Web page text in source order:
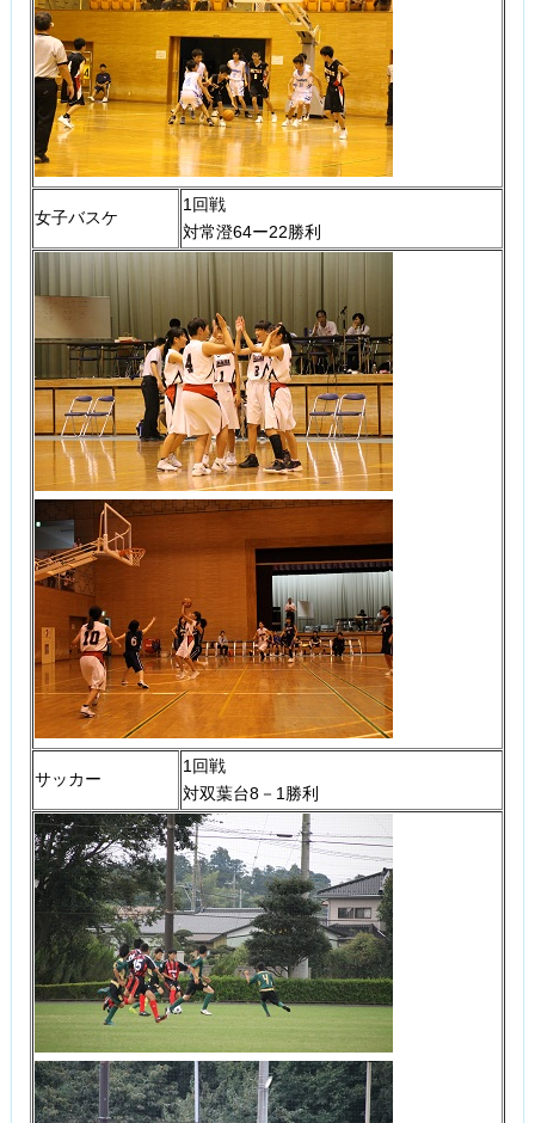
女子バスケ
1回戦
対常澄64ー22勝利
サッカー
1回戦
対双葉台8－1勝利